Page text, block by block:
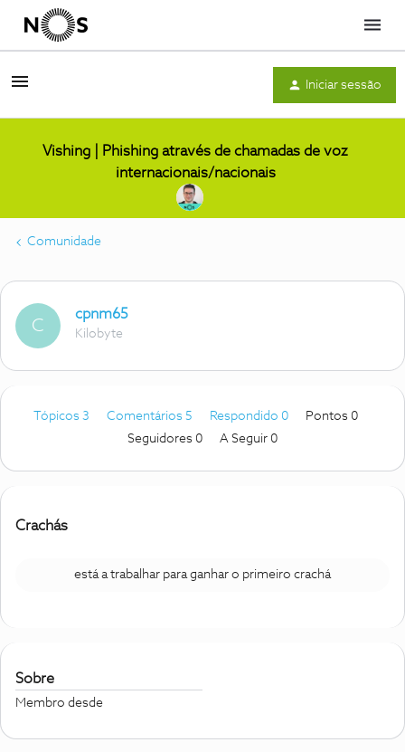
Menu
Iniciar sessão
Vishing | Phishing através de chamadas de voz
internacionais/nacionais
Comunidade
C
cpnm65
Kilobyte
Tópicos 3 Comentários 5 Respondido 0
Pontos 0
Seguidores 0 A Seguir 0
Crachás
está a trabalhar para ganhar o primeiro crachá
Sobre
Membro desde